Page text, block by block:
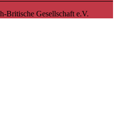
Britische Gesellschaft e.V.